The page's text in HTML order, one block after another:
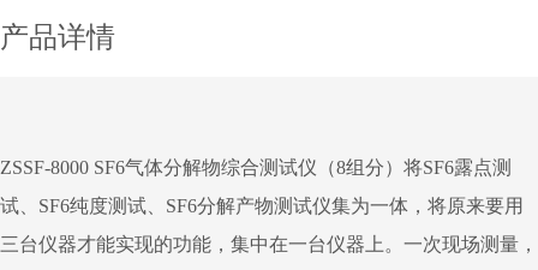
产品详情
ZSSF-8000 SF6气体分解物综合测试仪（8组分）将SF6露点测
试、SF6纯度测试、SF6分解产物测试仪集为一体，将原来要用
三台仪器才能实现的功能，集中在一台仪器上。一次现场测量，